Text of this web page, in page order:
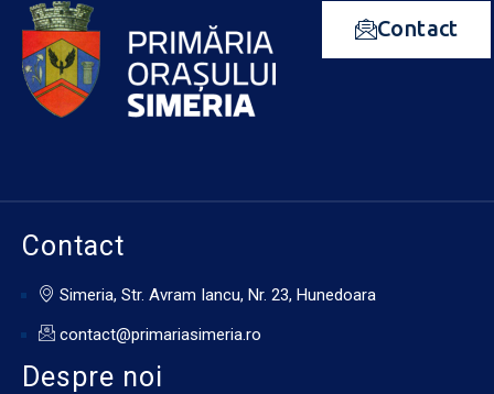
Contact
Contact
Simeria, Str. Avram Iancu, Nr. 23, Hunedoara
contact@primariasimeria.ro
Despre noi